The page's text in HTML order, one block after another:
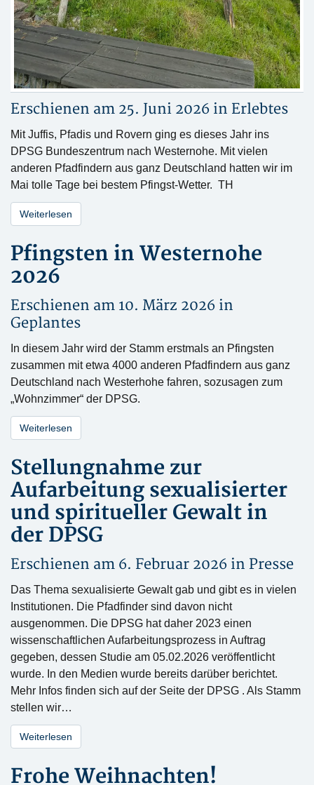
Erschienen am 25. Juni 2026 in Erlebtes
Mit Juffis, Pfadis und Rovern ging es dieses Jahr ins
DPSG Bundeszentrum nach Westernohe. Mit vielen
anderen Pfadfindern aus ganz Deutschland hatten wir im
Mai tolle Tage bei bestem Pfingst-Wetter. TH
Weiterlesen
Pfingsten in Westernohe
2026
Erschienen am 10. März 2026 in
Geplantes
In diesem Jahr wird der Stamm erstmals an Pfingsten
zusammen mit etwa 4000 anderen Pfadfindern aus ganz
Deutschland nach Westerhohe fahren, sozusagen zum
„Wohnzimmer“ der DPSG.
Weiterlesen
Stellungnahme zur
Aufarbeitung sexualisierter
und spiritueller Gewalt in
der DPSG
Erschienen am 6. Februar 2026 in Presse
Das Thema sexualisierte Gewalt gab und gibt es in vielen
Institutionen. Die Pfadfinder sind davon nicht
ausgenommen. Die DPSG hat daher 2023 einen
wissenschaftlichen Aufarbeitungsprozess in Auftrag
gegeben, dessen Studie am 05.02.2026 veröffentlicht
wurde. In den Medien wurde bereits darüber berichtet.
Mehr Infos finden sich auf der Seite der DPSG . Als Stamm
stellen wir…
Weiterlesen
Frohe Weihnachten!